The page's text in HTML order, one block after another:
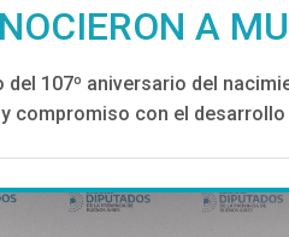
A
del 107º aniversario del
compromiso con el desarrollo